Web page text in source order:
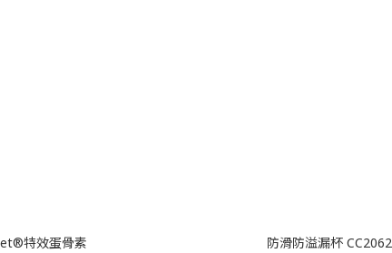
特效蛋骨素 防滑防溢漏杯 CC2062